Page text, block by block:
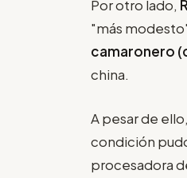
Por otro lado,
"más
camaronero
china.
A pesar de
condición
procesadora